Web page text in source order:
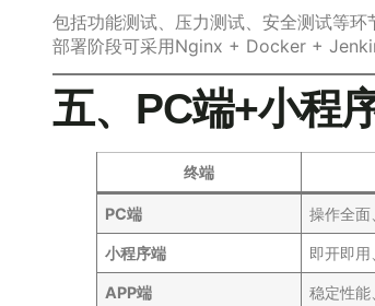
包括功能测试、压力测试、安全测试等环
部署阶段可采用Nginx + Docker +
五、PC端+小程
终端
PC端 操作全面
小程序端 即开即用
APP端 稳定性能